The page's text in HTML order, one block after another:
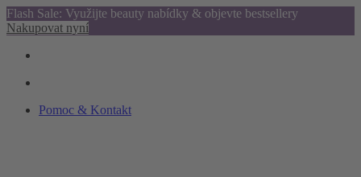
Flash Sale: Využijte beauty nabídky & objevte bestsellery
Nakupovat nyní
Pomoc & Kontakt